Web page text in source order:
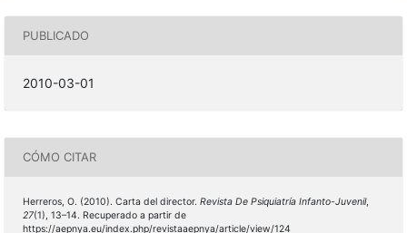
PUBLICADO
2010-03-01
CÓMO CITAR
Herreros, O. (2010). Carta del director. Revista De Psiquiatría Infanto-Juvenil,
27(1), 13–14. Recuperado a partir de
https://aepnya.eu/index.php/revistaaepnya/article/view/124